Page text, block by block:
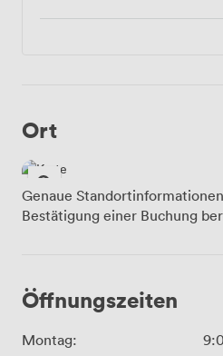
Ort
Genaue
Bestätigung einer Buchung
Öffnungszeiten
Montag: